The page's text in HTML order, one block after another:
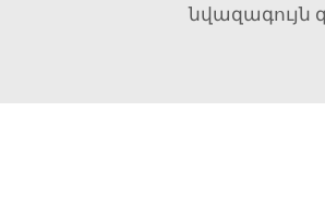
նվազագույն